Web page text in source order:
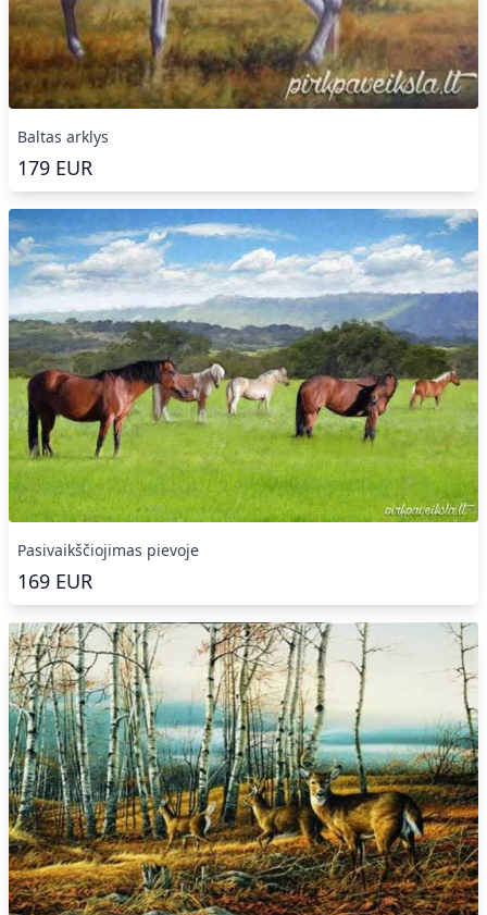
Baltas arklys
179 EUR
Pasivaikščiojimas pievoje
169 EUR